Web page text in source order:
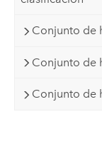
Conjunto de
Conjunto de
Conjunto de